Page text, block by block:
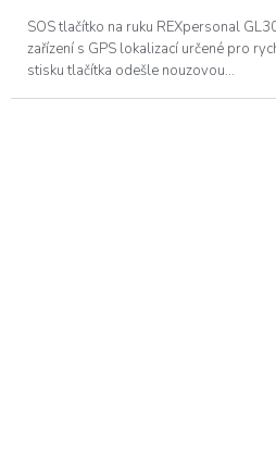
SOS tlačítko na ruku REXpersonal
zařízení s GPS lokalizací určené pro
stisku tlačítka odešle nouzovou...